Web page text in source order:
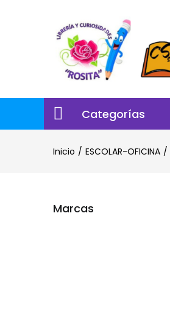
Categorías
Inicio ESCOLAR-OFICINA
Marcas